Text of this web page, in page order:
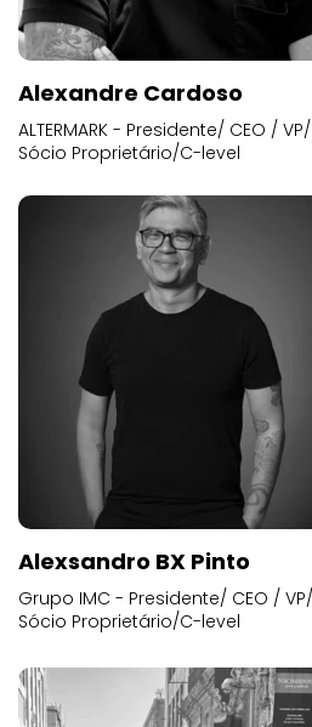
Alexandre Cardoso
ALTERMARK - Presidente/ CEO / VP/
Sócio Proprietário/C-level
Alexsandro BX Pinto
Grupo IMC - Presidente/ CEO / VP/
Sócio Proprietário/C-level